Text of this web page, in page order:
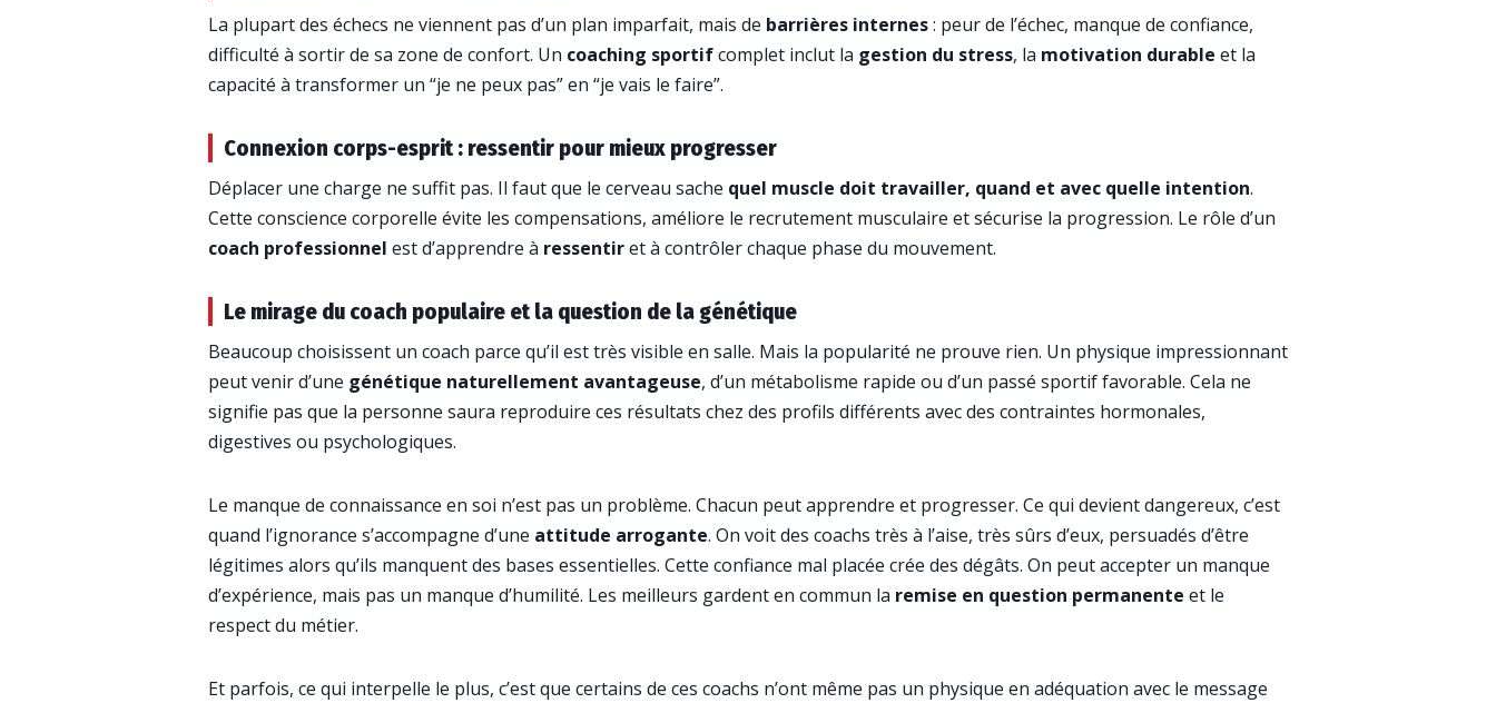
La plupart des échecs ne viennent pas d’un plan imparfait, mais de barrières internes: peur de l’échec, manque de confiance,
difficulté à sortir de sa zone de confort. Un coaching sportifcomplet inclut la gestion du stress, la motivation durable et la
capacité à transformer un “je ne peux pas” en “je vais le faire”.
Connexion corps-esprit : ressentir pour mieux progresser
Déplacer une charge ne suffit pas. Il faut que le cerveau sache quel muscle doit travailler, quand et avec quelle intention.
Cette conscience corporelle évite les compensations, améliore le recrutement musculaire et sécurise la progression. Le rôle d’un
coach professionnel est d’apprendre à ressentiret à contrôler chaque phase du mouvement.
Le mirage du coach populaire et la question de la génétique
Beaucoup choisissent un coach parce qu’il est très visible en salle. Mais la popularité ne prouve rien. Un physique impressionnant
peut venir d’une génétique naturellement avantageuse, d’un métabolisme rapide ou d’un passé sportif favorable. Cela ne
signifie pas que la personne saura reproduire ces résultats chez des profils différents avec des contraintes hormonales,
digestives ou psychologiques.
Le manque de connaissance en soi n’est pas un problème. Chacun peut apprendre et progresser. Ce qui devient dangereux, c’est
quand l’ignorance s’accompagne d’une attitude arrogante. On voit des coachs très à l’aise, très sûrs d’eux, persuadés d’être
légitimes alors qu’ils manquent des bases essentielles. Cette confiance mal placée crée des dégâts. On peut accepter un manque
d’expérience, mais pas un manque d’humilité. Les meilleurs gardent en commun la remise en question permanente et le
respect du métier.
Et parfois, ce qui interpelle le plus, c’est que certains de ces coachs n’ont même pas un physique en adéquation avec le message